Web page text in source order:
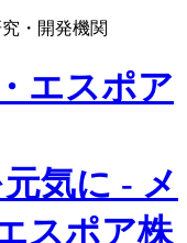
・開発機関
エスポア